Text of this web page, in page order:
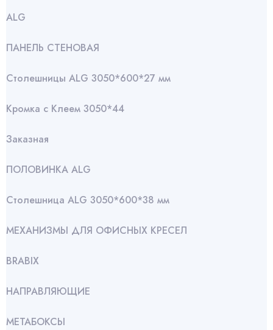
АLG
ПАНЕЛЬ СТЕНОВАЯ
Столешницы ALG 3050*600*27 мм
Кромка с Клеем 3050*44
Заказная
ПОЛОВИНКА ALG
Столешница ALG 3050*600*38 мм
МЕХАНИЗМЫ ДЛЯ ОФИСНЫХ КРЕСЕЛ
BRABIX
НАПРАВЛЯЮЩИЕ
МЕТАБОКСЫ